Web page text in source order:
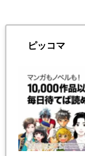
ピッコマ